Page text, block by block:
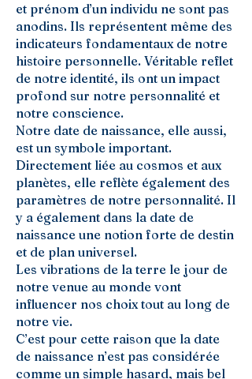
et prénom d’un individu ne sont pas
anodins. Ils représentent même des
indicateurs fondamentaux de notre
histoire personnelle. Véritable reflet
de notre identité, ils ont un impact
profond sur notre personnalité et
notre conscience.
Notre date de naissance, elle aussi,
est un symbole important.
Directement liée au cosmos et aux
planètes, elle reflète également des
paramètres de notre personnalité. Il
y a également dans la date de
naissance une notion forte de destin
et de plan universel.
Les vibrations de la terre le jour de
notre venue au monde vont
influencer nos choix tout au long de
notre vie.
C’est pour cette raison que la date
de naissance n’est pas considérée
comme un simple hasard, mais bel